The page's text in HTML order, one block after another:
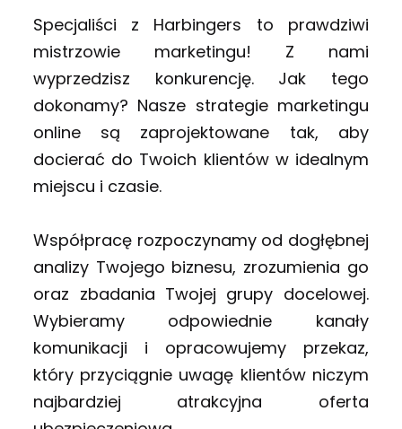
Specjaliści z Harbingers to prawdziwi
mistrzowie marketingu! Z nami
wyprzedzisz konkurencję. Jak tego
dokonamy? Nasze strategie marketingu
online są zaprojektowane tak, aby
docierać do Twoich klientów w idealnym
miejscu i czasie.
Współpracę rozpoczynamy od dogłębnej
analizy Twojego biznesu, zrozumienia go
oraz zbadania Twojej grupy docelowej.
Wybieramy odpowiednie kanały
komunikacji i opracowujemy przekaz,
który przyciągnie uwagę klientów niczym
najbardziej atrakcyjna oferta